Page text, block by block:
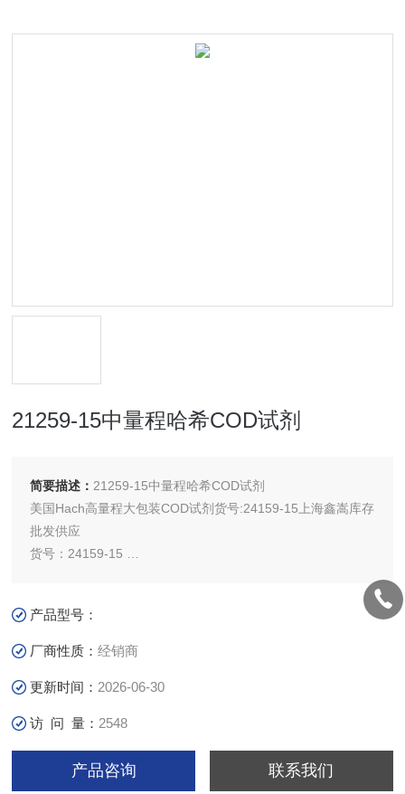
21259-15中量程哈希COD试剂
简要描述： 21259-15中量程哈希COD试剂
美国Hach高量程大包装COD试剂货号:24159-15上海鑫嵩库存
批发供应
货号：24159-15
分析 DR6000型紫外可见分光光度计 DR1900便携式分光光度
计 DR3900台式分光光度计 DR1010 COD
产品型号：
厂商性质：经销商
更新时间： 2026-06-30
访 问 量： 2548
产品咨询 联系我们